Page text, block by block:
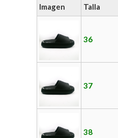
Imagen Talla
36
37
38